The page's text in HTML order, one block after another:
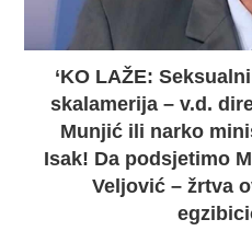
‘KO LAŽE:
skalamerija – v.d.
Munjić ili narko
Isak! Da podsjetimo
Veljović – žrtva